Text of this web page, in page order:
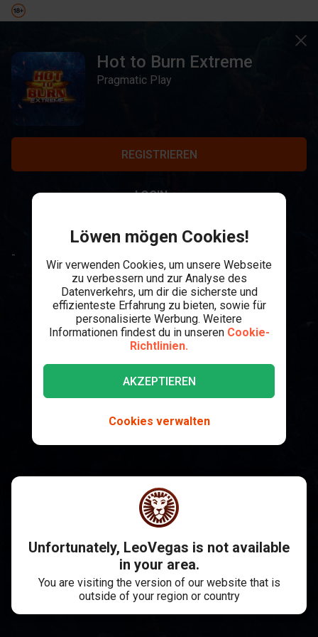
Hot to Burn Extreme
Pragmatic Play
REGISTRIEREN
LOGIN
-
Löwen mögen Cookies!
Wir verwenden Cookies, um unsere Webseite
zu verbessern und zur Analyse des
Datenverkehrs, um dir die sicherste und
effizienteste Erfahrung zu bieten, sowie für
personalisierte Werbung. Weitere
Informationen findest du in unseren Cookie-
Richtlinien.
AKZEPTIEREN
Cookies verwalten
Unfortunately, LeoVegas is not available
in your area.
You are visiting the version of our website that is
outside of your region or country